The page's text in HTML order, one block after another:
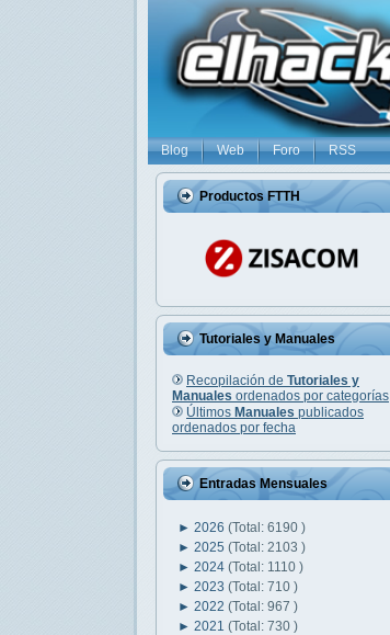
Blog Web Foro RSS
Productos FTTH
Tutoriales y Manuales
Recopilación de Tutoriales y
Manuales ordenados por categorías
Últimos Manuales publicados
ordenados por fecha
Entradas Mensuales
► 2026 (Total: 6190 )
► 2025 (Total: 2103 )
► 2024 (Total: 1110 )
► 2023 (Total: 710 )
► 2022 (Total: 967 )
► 2021 (Total: 730 )